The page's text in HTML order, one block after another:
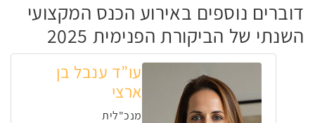
דוברים נוספים באירוע הכנס המקצועי
השנתי של הביקורת הפנימית 2025
עו”ד ענבל בן
ארצי
מנכ"לית